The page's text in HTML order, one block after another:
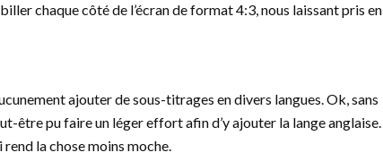
chaque côté de l’écran de format 4:3, nous laissant pris en
ajouter de sous-titrages en divers langues. Ok, sans
être pu faire un léger effort afin d’y ajouter la lange anglaise.
la chose moins moche.